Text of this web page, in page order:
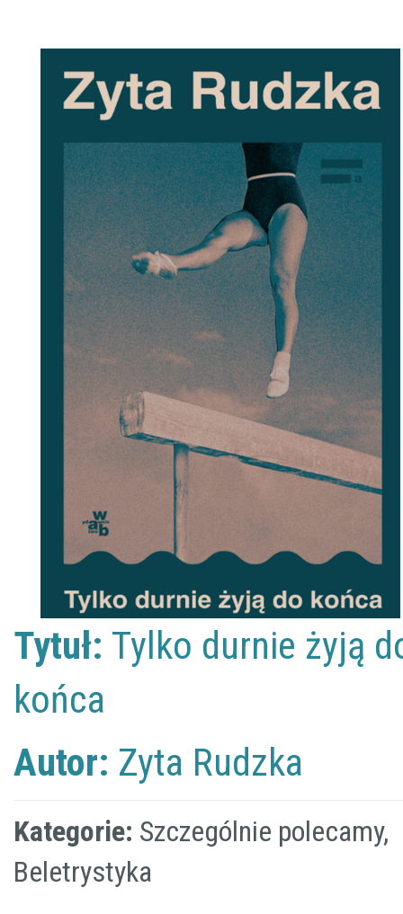
Tytuł: Tylko durnie żyją
końca
Autor: Zyta Rudzka
Kategorie: Szczególnie polecamy,
Beletrystyka